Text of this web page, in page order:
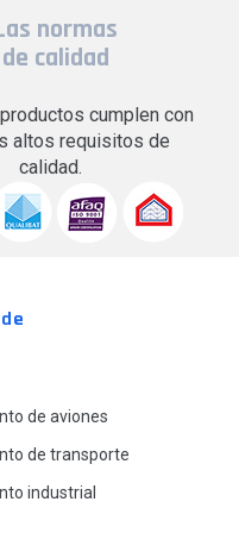
normas
de calidad
cumplen con
altos requisitos de
calidad.
de aviones
de transporte
industrial